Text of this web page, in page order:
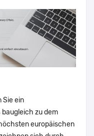
Sie ein
baugleich zu dem
europäischen